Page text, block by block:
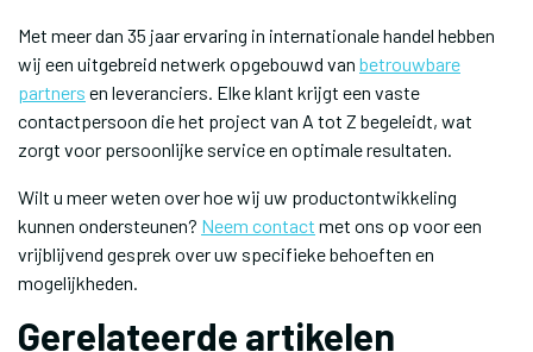
Met meer dan 35 jaar ervaring in internationale handel hebben
wij een uitgebreid netwerk opgebouwd van betrouwbare
partners en leveranciers. Elke klant krijgt een vaste
contactpersoon die het project van A tot Z begeleidt, wat
zorgt voor persoonlijke service en optimale resultaten.
Wilt u meer weten over hoe wij uw productontwikkeling
kunnen ondersteunen? Neem contact met ons op voor een
vrijblijvend gesprek over uw specifieke behoeften en
mogelijkheden.
Gerelateerde artikelen